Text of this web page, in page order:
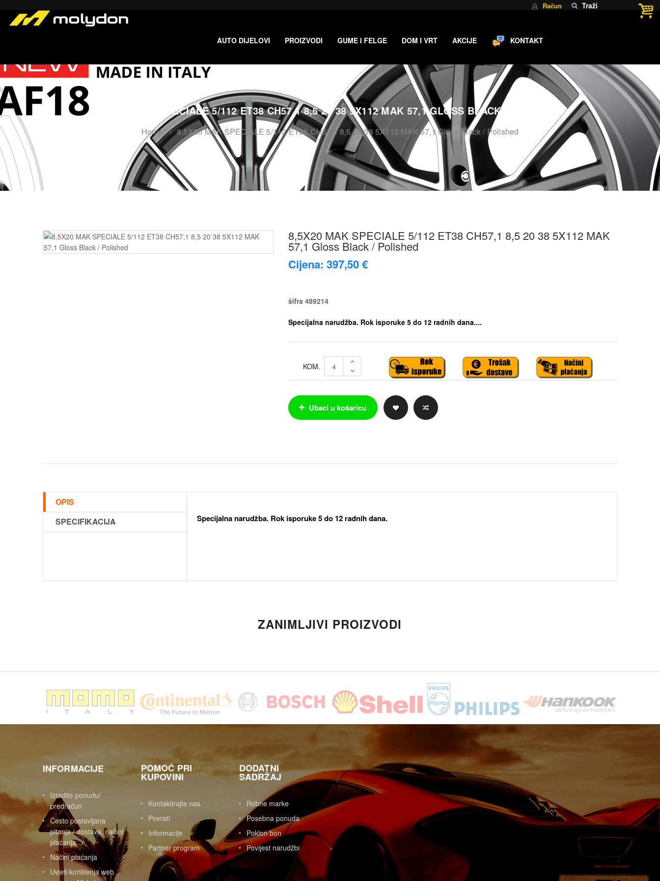
Račun Traži
AUTO DIJELOVI PROIZVODI GUME I FELGE DOM I VRT AKCIJE KONTAKT
8,5X20 MAK SPECIALE 5/112 ET38 CH57,1 8,5 20 38 5X112 MAK 57,1 GLOSS BLACK / POLISHED
Home 8,5X20 MAK SPECIALE 5/112 ET38 CH57,1 8,5 20 38 5X112 MAK 57,1 Gloss Black / Polished
8,5X20 MAK SPECIALE 5/112 ET38 CH57,1 8,5 20 38 5X112 MAK
57,1 Gloss Black / Polished
Cijena: 397,50 €
šifra 489214
Specijalna narudžba. Rok isporuke 5 do 12 radnih dana....
KOM.
OPIS
SPECIFIKACIJA
Specijalna narudžba. Rok isporuke 5 do 12 radnih dana.
ZANIMLJIVI PROIZVODI
INFORMACIJE
Izradite ponudu/
predračun
Često postavljana
pitanja / dostava, načini
plaćanja.../
Načini plaćanja
Uvjeti korištenja web
POMOĆ PRI
KUPOVINI
Kontaktirajte nas
Povrati
Informacije
Partner program
DODATNI
SADRŽAJ
Robne marke
Posebna ponuda
Poklon bon
Povijest narudžbi